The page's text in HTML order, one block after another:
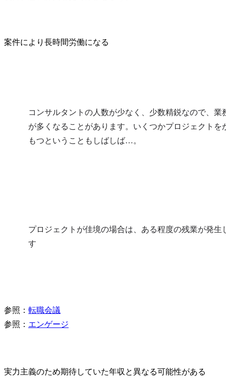
案件により長時間労働になる
コンサルタントの人数が少なく、少数精鋭なので、業
が多くなることがあります。いくつかプロジェクトを
もつということもしばしば…。
プロジェクトが佳境の場合は、ある程度の残業が発生
す
参照： 転職会議
参照： エンゲージ
実力主義のため期待していた年収と異なる可能性がある